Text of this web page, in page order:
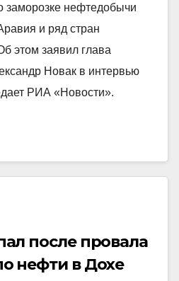
заморозке нефтедобычи
и ряд стран
этом заявил глава
Новак в интервью
РИА «Новости».
после провала
нефти в Дохе